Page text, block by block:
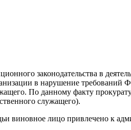
законодательства в
в нарушение требований
По данному факту
служащего).
виновное лицо привлечено к